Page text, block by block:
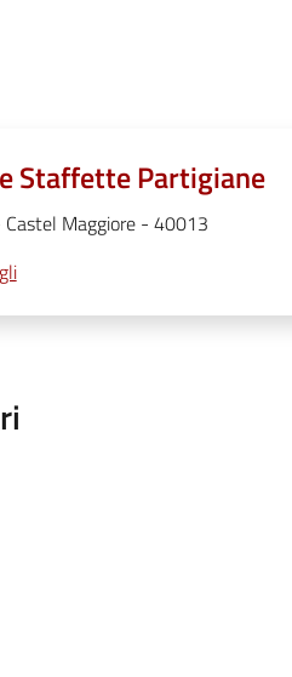
Staffette Partigiane
Maggiore - 40013